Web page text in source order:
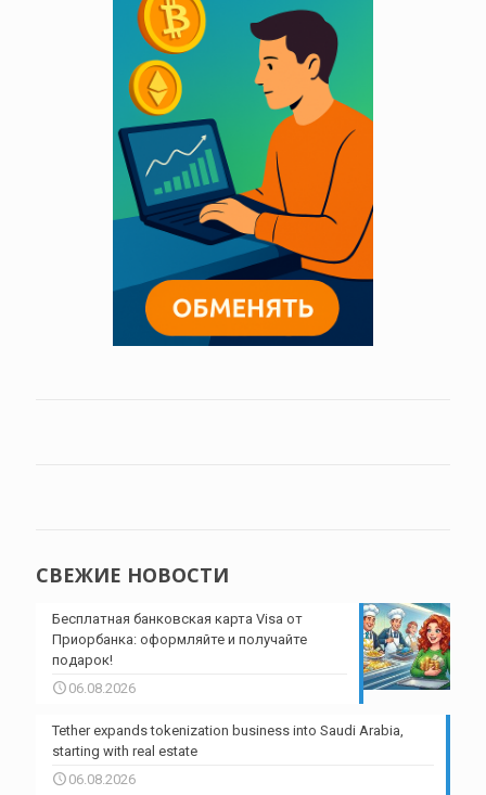
СВЕЖИЕ НОВОСТИ
Бесплатная банковская карта Visa от
Приорбанка: оформляйте и получайте
подарок!
06.08.2026
Tether expands tokenization business into Saudi Arabia,
starting with real estate
06.08.2026